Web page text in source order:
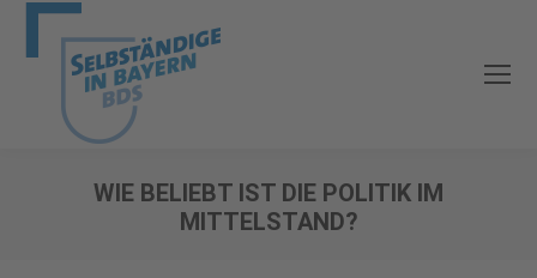
WIE BELIEBT IST DIE POLITIK IM
MITTELSTAND?